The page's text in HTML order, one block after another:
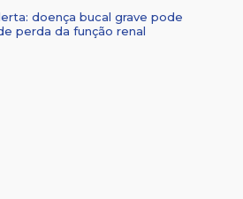
doença bucal grave pode
perda da função renal